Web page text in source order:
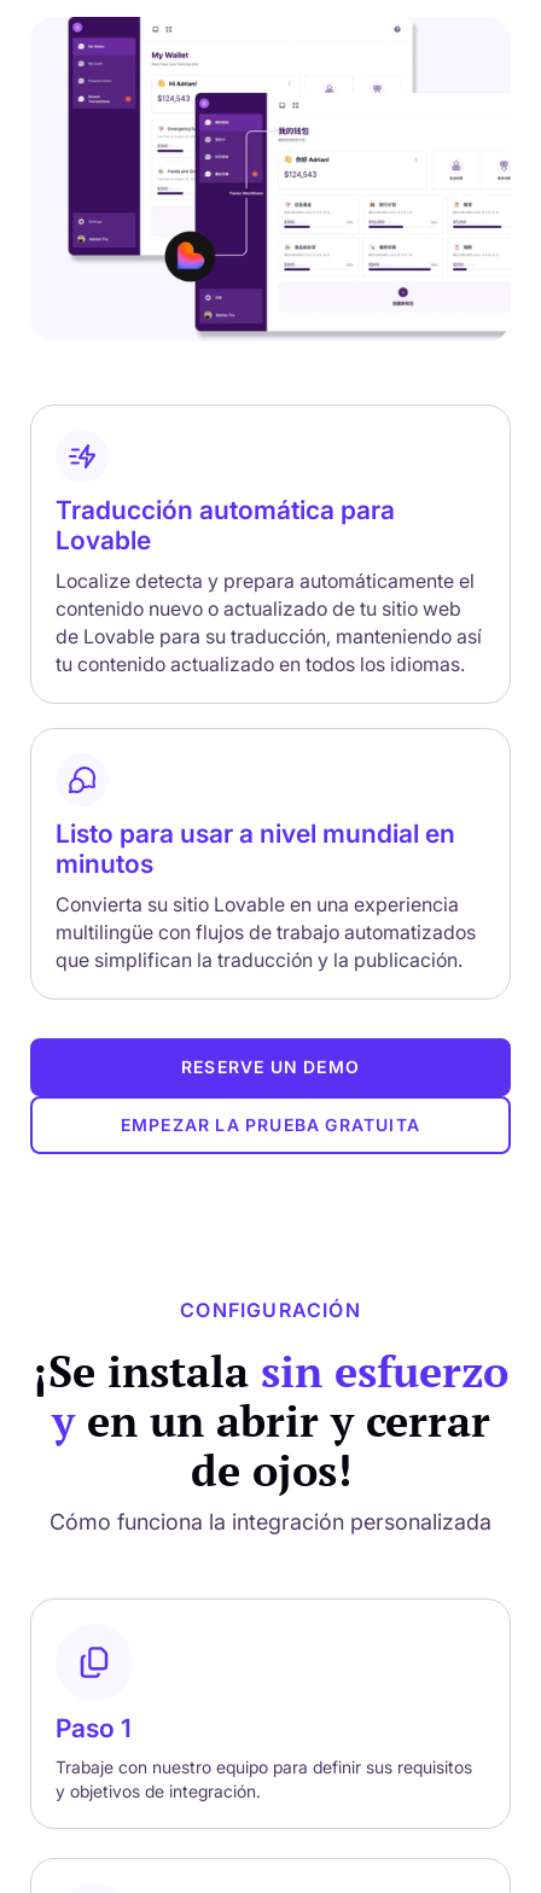
Traducción automática para
Lovable
Localize detecta y prepara automáticamente el
contenido nuevo o actualizado de tu sitio web
de Lovable para su traducción, manteniendo así
tu contenido actualizado en todos los idiomas.
Listo para usar a nivel mundial en
minutos
Convierta su sitio Lovable en una experiencia
multilingüe con flujos de trabajo automatizados
que simplifican la traducción y la publicación.
RESERVE UN DEMO
EMPEZAR LA PRUEBA GRATUITA
CONFIGURACIÓN
¡Se instala sin esfuerzo
yen un abrir y cerrar
de ojos!
Cómo funciona la integración personalizada
Paso 1
Trabaje con nuestro equipo para definir sus requisitos
y objetivos de integración.